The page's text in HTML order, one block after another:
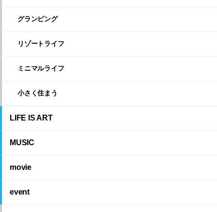
グランピング
リゾートライフ
ミニマルライフ
小さく住まう
LIFE IS ART
MUSIC
movie
event